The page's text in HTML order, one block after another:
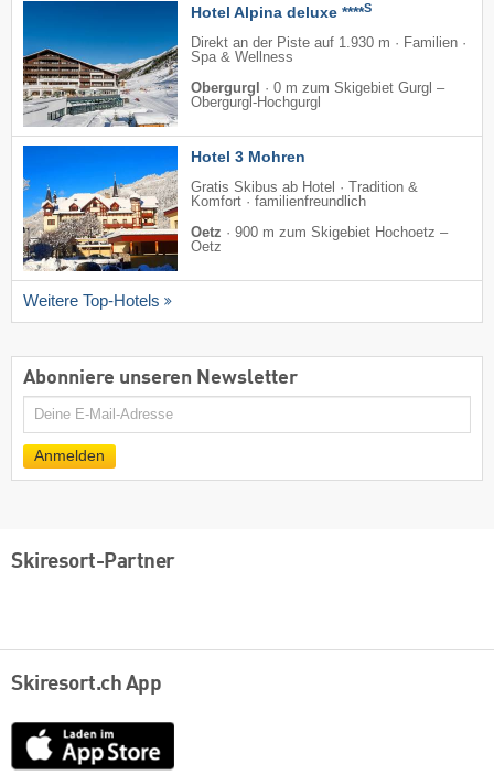
Hotel Alpina deluxe ****S
Direkt an der Piste auf 1.930 m · Familien ·
Spa & Wellness
Obergurgl
· 0 m zum Skigebiet Gurgl –
Obergurgl-Hochgurgl
Hotel 3 Mohren
Gratis Skibus ab Hotel · Tradition &
Komfort · familienfreundlich
Oetz · 900 m zum Skigebiet Hochoetz –
Oetz
Weitere Top-Hotels
Abonniere unseren Newsletter
E-
Mail
Anmelden
Skiresort-Partner
Skiresort.ch App
App
Store